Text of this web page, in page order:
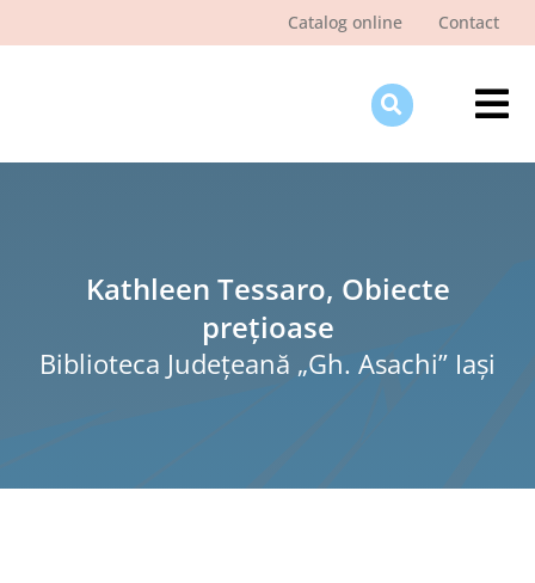
Catalog online Contact
Kathleen Tessaro, Obiecte
prețioase
Biblioteca Judeţeană „Gh. Asachi” Iaşi